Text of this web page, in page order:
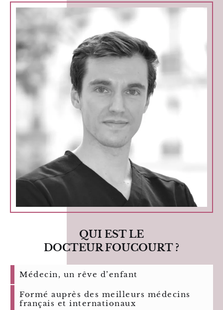
QUI EST LE
DOCTEUR FOUCOURT ?
Médecin, un rêve d’enfant
Formé auprès des meilleurs médecins
français et internationaux